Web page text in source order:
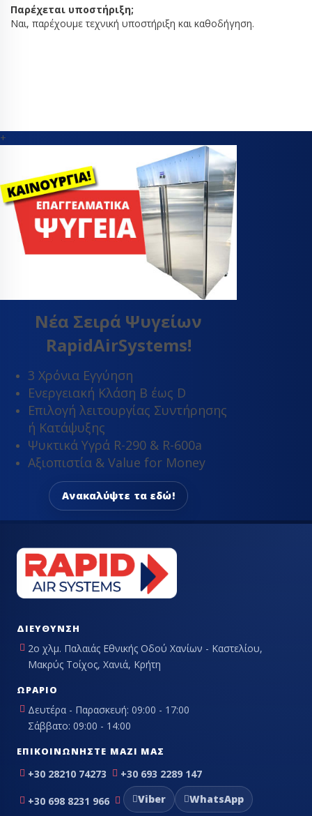
Παρέχεται υποστήριξη;
Ναι, παρέχουμε τεχνική υποστήριξη και καθοδήγηση.
+
Νέα Σειρά Ψυγείων
RapidAirSystems!
3 Χρόνια Εγγύηση
Ενεργειακή Κλάση Β έως D
Επιλογή λειτουργίας Συντήρησης
ή Κατάψυξης
Ψυκτικά Υγρά R-290 & R-600a
Αξιοπιστία & Value for Money
Ανακαλύψτε τα εδώ!
ΔΙΕΎΘΥΝΣΗ
2ο χλμ. Παλαιάς Εθνικής Οδού Χανίων - Καστελίου,
Μακρύς Τοίχος, Χανιά, Κρήτη
ΩΡΆΡΙΟ
Δευτέρα - Παρασκευή: 09:00 - 17:00
Σάββατο: 09:00 - 14:00
ΕΠΙΚΟΙΝΩΝΉΣΤΕ ΜΑΖΊ ΜΑΣ
+30 28210 74273 +30 693 2289 147
+30 698 8231 966 Viber
WhatsApp